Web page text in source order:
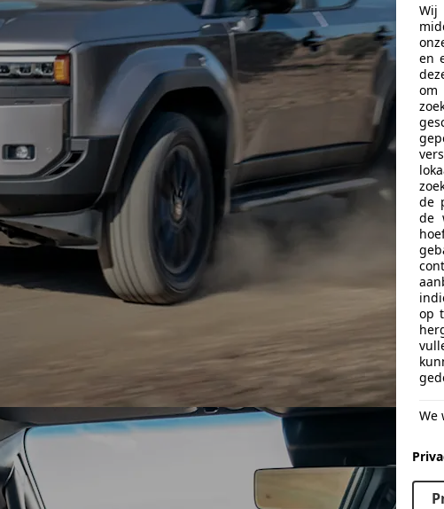
Wij
en
om
de
de
op
We